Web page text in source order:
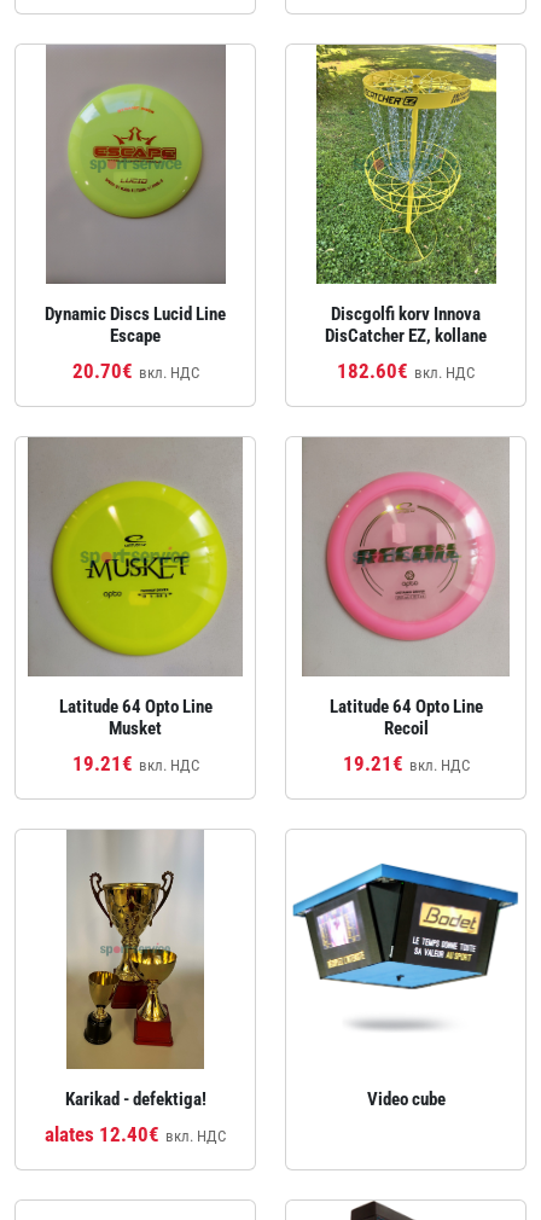
Dynamic Discs Lucid Line
Escape
20.70€ вкл. НДС
Discgolfi korv Innova
DisCatcher EZ, kollane
182.60€ вкл. НДС
Latitude 64 Opto Line
Musket
19.21€ вкл. НДС
Latitude 64 Opto Line
Recoil
19.21€ вкл. НДС
Karikad - defektiga!
alates 12.40€ вкл. НДС
Video cube